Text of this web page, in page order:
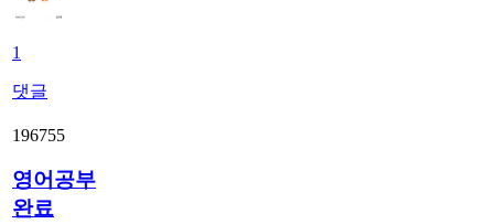
1
댓글
196755
영어공부
완료